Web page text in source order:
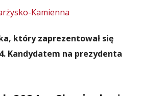
który zaprezentował się
Kandydatem na prezydenta